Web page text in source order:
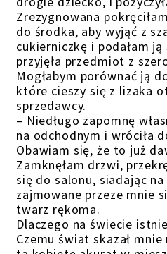
Zrezygnowana
do środka, aby wyjąć z
cukierniczkę i podałam
przyjęła przedmiot z
Mogłabym porównać ją
które cieszy się z lizaka
sprzedawcy.
– Niedługo zapomnę
na odchodnym i wróciła
Obawiam się, że to już
Zamknęłam drzwi,
się do salonu, siadając
zajmowane przeze mnie
twarz rękoma.
Dlaczego na świecie
Czemu świat skazał